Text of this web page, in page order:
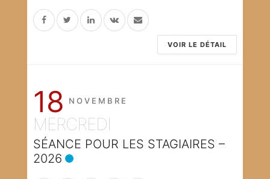
VOIR LE DÉTAIL
18 NOVEMBRE
MERCREDI
SÉANCE POUR LES STAGIAIRES –
2026